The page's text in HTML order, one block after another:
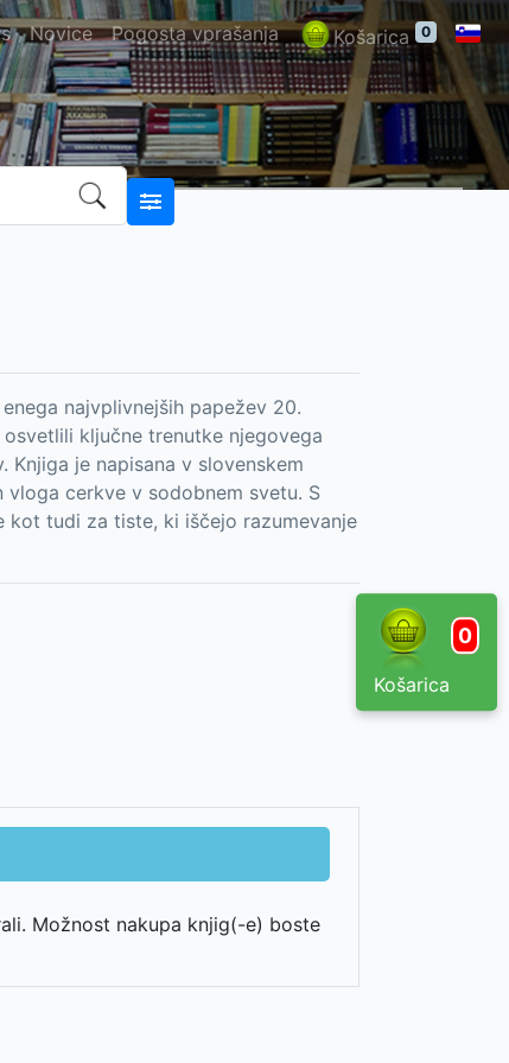
Novice Pogosta vprašanja Košarica 0
0
Košarica
najvplivnejših papežev 20.
ključne trenutke njegovega
je napisana v slovenskem
cerkve v sodobnem svetu. S
kot tudi za tiste, ki iščejo razumevanje
Možnost nakupa knjig(-e) boste